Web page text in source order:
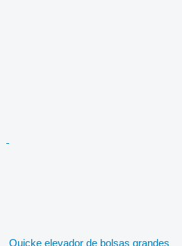
Quicke elevador de bolsas grandes